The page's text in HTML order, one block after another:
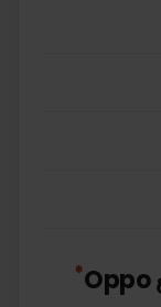
Oppo
*